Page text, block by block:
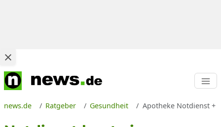
news.de Ratgeber Gesundheit Apotheke Notdienst +